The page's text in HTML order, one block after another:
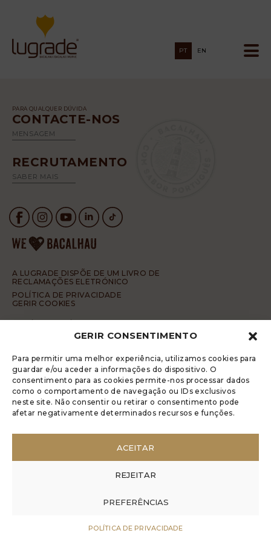
GERIR CONSENTIMENTO
Para permitir uma melhor experiência, utilizamos cookies para
guardar e/ou aceder a informações do dispositivo. O
consentimento para as cookies permite-nos processar dados
como o comportamento de navegação ou IDs exclusivos
neste site. Não consentir ou retirar o consentimento pode
afetar negativamente determinados recursos e funções.
ACEITAR
REJEITAR
PREFERÊNCIAS
POLÍTICA DE PRIVACIDADE
PT EN
PARA QUALQUER DÚVIDA
CONTACTE-NOS
MENSAGEM
RECRUTAMENTO
SABER MAIS
A LUGRADE DISPÕE DE UM LIVRO DE
RECLAMAÇÕES ELETRÓNICO
POLÍTICA DE PRIVACIDADE
GERIR COOKIES
CÓDIGO DE CONDUTA DA DENÚNCIA ANÓNIMA
© 2017 Rui Veríssimo Design